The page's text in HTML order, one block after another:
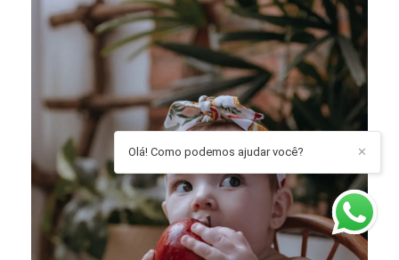
✕
Olá! Como podemos ajudar você?